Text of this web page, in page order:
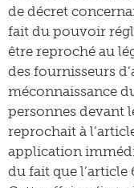
de décret
fait du pouvoir
être reproché au
des fournisseurs
méconnaissance
personnes devant
reprochait à
application
du fait que